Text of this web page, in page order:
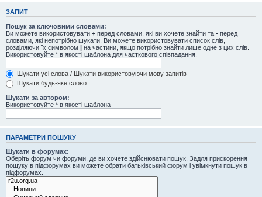
ЗАПИТ
Пошук за ключовими словами:
Ви можете використовувати + перед словами, які ви хочете знайти та - перед
словами, які непотрібно шукати. Ви можете використовувати список слів,
розділяючи їх символом | на частини, якщо потрібно знайти лише одне з цих слів.
Використовуйте * в якості шаблона для часткового співпадання.
Шукати усі слова / Шукати використовуючи мову запитів
Шукати будь-яке слово
Шукати за автором:
Використовуйте * в якості шаблона
ПАРАМЕТРИ ПОШУКУ
Шукати в форумах:
Оберіть форум чи форуми, де ви хочете здійснювати пошук. Задля прискорення
пошуку в підфорумах ви можете обрати батьківський форум і увімкнути пошук в
підфорумах.